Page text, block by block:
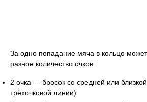
За одно попадание мяча в кольцо
разное количество очков:
2 очка — бросок со средней или
трёхочковой линии)